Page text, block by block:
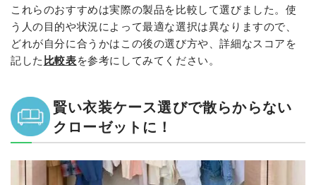
これらのおすすめは実際の製品を比較して選びました。使
う人の目的や状況によって最適な選択は異なりますので、
どれが自分に合うかはこの後の選び方や、詳細なスコアを
記した比較表を参考にしてみてください。
賢い衣装ケース選びで散らからない
クローゼットに！